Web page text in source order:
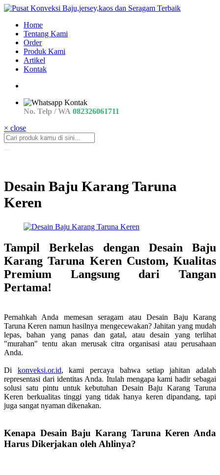
Home
Tentang Kami
Order
Produk Kami
Artikel
Kontak
No. Telp / WA 082326061711
× close
Desain Baju Karang Taruna
Keren
Tampil Berkelas dengan Desain Baju
Karang Taruna Keren Custom, Kualitas
Premium Langsung dari Tangan
Pertama!
Pernahkah Anda memesan seragam atau Desain Baju Karang
Taruna Keren namun hasilnya mengecewakan? Jahitan yang mudah
lepas, bahan yang panas dan gatal, atau desain yang terlihat
"murahan" tentu akan merusak citra organisasi atau perusahaan
Anda.
Di konveksi.or.id, kami percaya bahwa setiap jahitan adalah
representasi dari identitas Anda. Itulah mengapa kami hadir sebagai
solusi satu pintu untuk kebutuhan Desain Baju Karang Taruna
Keren berkualitas tinggi yang tidak hanya keren dipandang, tapi
juga sangat nyaman dikenakan.
Kenapa Desain Baju Karang Taruna Keren Anda
Harus Dikerjakan oleh Ahlinya?